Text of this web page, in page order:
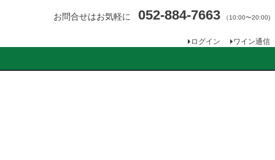
お問合せはお気軽に 052-884-7663 （10:00〜20:00)
ログイン ワイン通信